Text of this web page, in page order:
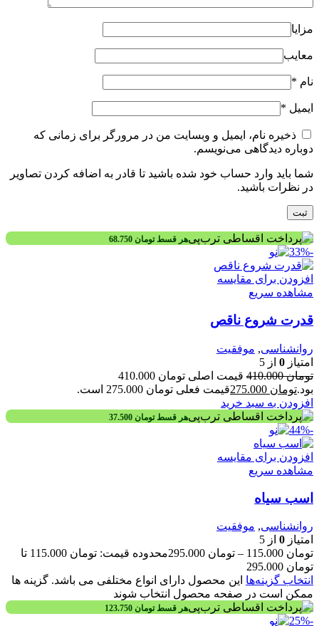
مزایا
معایب
نام *
ایمیل *
ذخیره نام، ایمیل و وبسایت من در مرورگر برای زمانی که
دوباره دیدگاهی می‌نویسم.
شما باید وارد حساب خود شده باشید تا قادر به اضافه کردن تصاویر
در نظرات باشید.
هر قسطتومان
-33%
افزودن برای مقایسه
مشاهده سریع
قدرت شروع ناقص
روانشناسی, موفقیت
امتیاز 0 از 5
تومان410.000
قیمت اصلی تومان 410.000
بود.تومان
قیمت فعلی تومان 275.000 است.
افزودن به سبد خرید
هر قسطتومان
-44%
افزودن برای مقایسه
مشاهده سریع
اسب سیاه
روانشناسی, موفقیت
امتیاز 0 از 5
تومان
– تومان
محدوده قیمت: تومان 115.000 تا
تومان 295.000
انتخاب گزینه‌ها این محصول دارای انواع مختلفی می باشد. گزینه ها
ممکن است در صفحه محصول انتخاب شوند
هر قسطتومان
-25%